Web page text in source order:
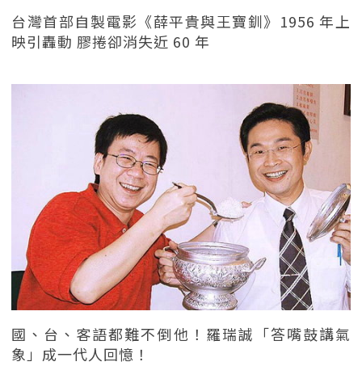
台灣首部自製電影《薛平貴與王寶釧》1956 年上
映引轟動 膠捲卻消失近 60 年
國、台、客語都難不倒他！羅瑞誠「答嘴鼓講氣
象」成一代人回憶！